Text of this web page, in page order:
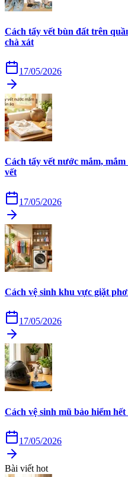
Cách tẩy vết bùn đất trên
chà xát
17/05/2026
Cách tẩy vết nước mắm,
vết
17/05/2026
Cách vệ sinh khu vực giặt
17/05/2026
Cách vệ sinh mũ bảo hiểm
17/05/2026
Bài viết hot